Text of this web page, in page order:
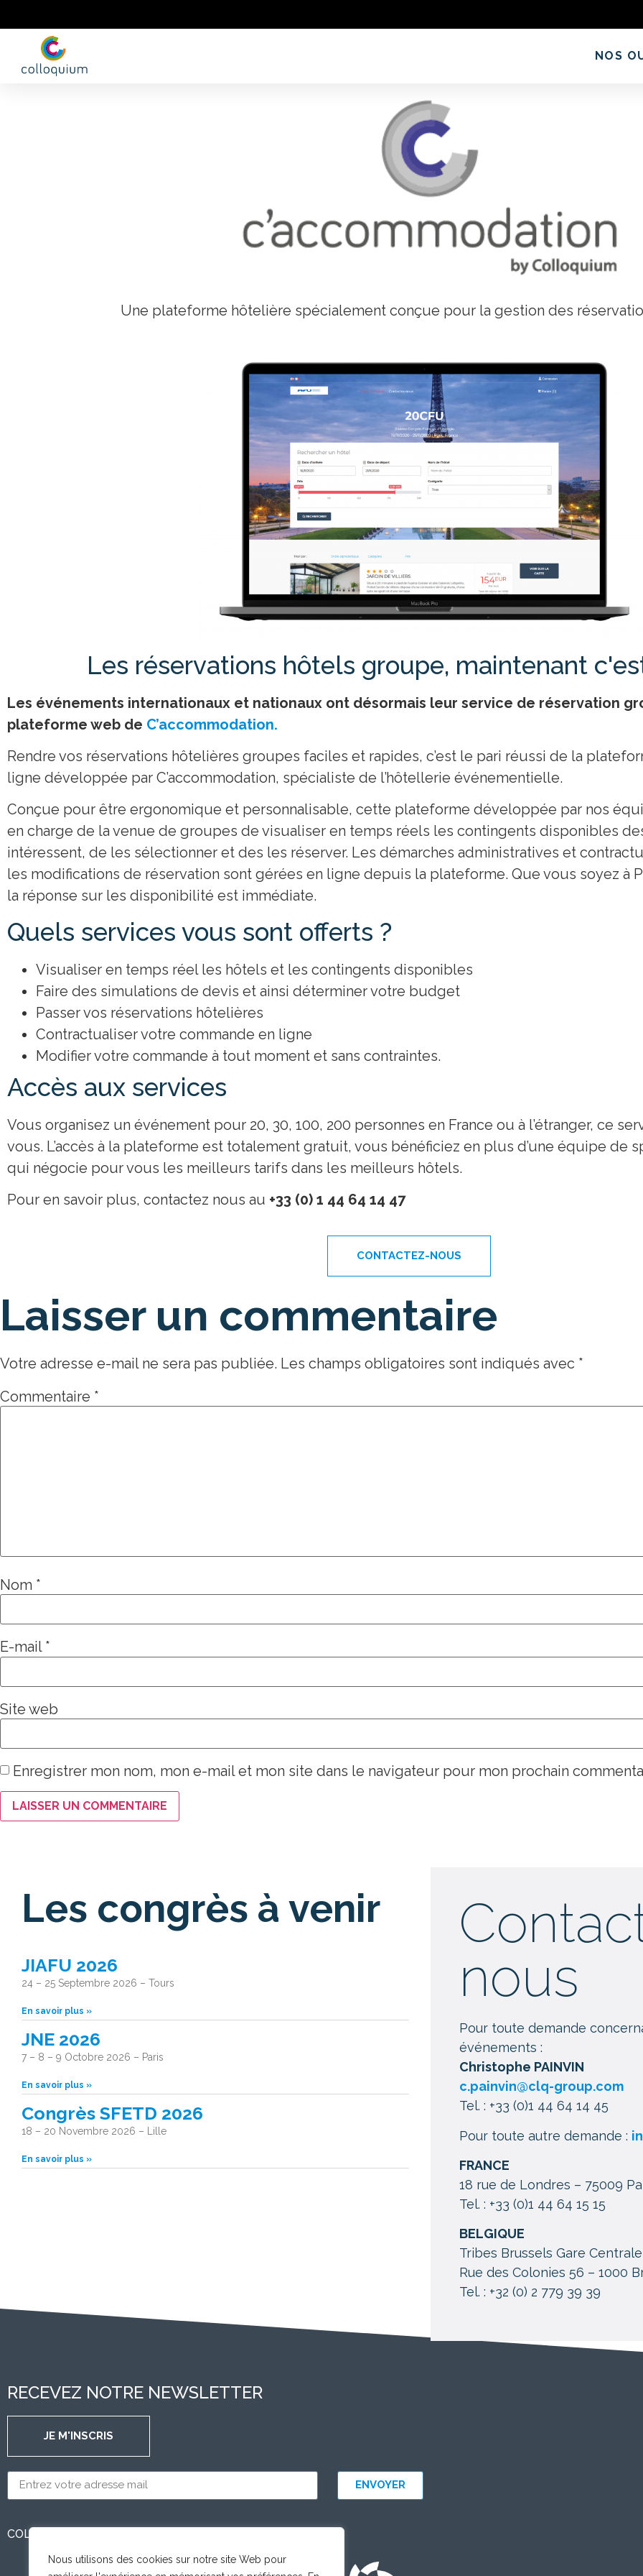
Nous utilisons des cookies sur notre site Web pour
NOS
Une plateforme hôtelière spécialement conçue pour la gestion des
Les réservations hôtels groupe, maintenant
Les événements internationaux et nationaux ont désormais leur service de réservation
plateforme web de C’accommodation.
Rendre vos réservations hôtelières groupes faciles et rapides, c’est le pari réussi de la
ligne développée par C’accommodation, spécialiste de l’hôtellerie événementielle.
Conçue pour être ergonomique et personnalisable, cette plateforme développée par nos
en charge de la venue de groupes de visualiser en temps réels les contingents disponibles
intéressent, de les sélectionner et des les réserver. Les démarches administratives et
les modifications de réservation sont gérées en ligne depuis la plateforme. Que vous soyez à
la réponse sur les disponibilité est immédiate.
Quels services vous sont offerts ?
Visualiser en temps réel les hôtels et les contingents disponibles
Faire des simulations de devis et ainsi déterminer votre budget
Passer vos réservations hôtelières
Contractualiser votre commande en ligne
Modifier votre commande à tout moment et sans contraintes.
Accès aux services
Vous organisez un événement pour 20, 30, 100, 200 personnes en France ou à l’étranger, ce
vous. L’accès à la plateforme est totalement gratuit, vous bénéficiez en plus d’une équipe de
qui négocie pour vous les meilleurs tarifs dans les meilleurs hôtels.
Pour en savoir plus, contactez nous au +33 (0) 1 44 64 14 47
CONTACTEZ-NOUS
Laisser un commentaire
Votre adresse e-mail ne sera pas publiée. Les champs obligatoires sont indiqués avec *
Commentaire *
Nom *
E-mail *
Site web
Enregistrer mon nom, mon e-mail et mon site dans le navigateur pour mon prochain
Les congrès à venir
JIAFU 2026
24 – 25 Septembre 2026 – Tours
En savoir plus »
JNE 2026
7 – 8 – 9 Octobre 2026 – Paris
En savoir plus »
Congrès SFETD 2026
18 – 20 Novembre 2026 – Lille
En savoir plus »
nous
Pour toute demande
événements :
Christophe PAINVIN
c.painvin@clq-group.com
Tel. : +33 (0)1 44 64 14 45
Pour toute autre demande :
FRANCE
18 rue de Londres – 75009
Tel. : +33 (0)1 44 64 15 15
BELGIQUE
Tribes Brussels Gare Centrale
Rue des Colonies 56 – 1000
Tel. : +32 (0) 2 779 39 39
RECEVEZ NOTRE NEWSLETTER
JE M'INSCRIS
ENVOYER
COLLOQUIUM EST MEMBRE DE